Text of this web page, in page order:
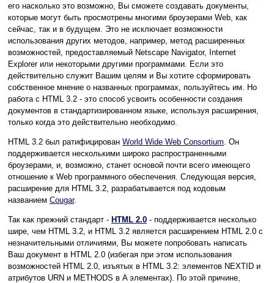
его насколько это возможно, Вы сможете создавать документы,
которые могут быть просмотрены многими броузерами Web, как
сейчас, так и в будущем. Это не исключает возможности
использования других методов, например, метод расширенных
возможностей, предоставляемый Netscape Navigator, Internet
Explorer или некоторыми другими программами. Если это
действительно служит Вашим целям и Вы хотите сформировать
собственное мнение о названных программах, пользуйтесь им. Но
работа с HTML 3.2 - это способ усвоить особенности создания
документов в стандартизированном языке, используя расширения,
только когда это действительно необходимо.
HTML 3.2 был ратифицирован World Wide Web Consortium . Он
поддерживается несколькими широко распространенными
броузерами, и, возможно, станет основой почти всего имеющего
отношение к Web программного обеспечения. Следующая версия,
расширение для HTML 3.2, разрабатывается под кодовым
названием Cougar.
Так как прежний стандарт - HTML 2.0 - поддерживается несколько
шире, чем HTML 3.2, и HTML 3.2 является расширением HTML 2.0 с
незначительными отличиями, Вы можете попробовать написать
Ваш документ в HTML 2.0 (избегая при этом использования
возможностей HTML 2.0, изъятых в HTML 3.2: элементов NEXTID и
атрибутов URN и METHODS в A элементах). По этой причине,